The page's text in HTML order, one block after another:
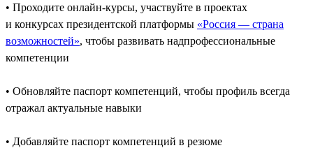
• Проходите онлайн-курсы, участвуйте в проектах
и конкурсах президентской платформы «Россия — страна
возможностей», чтобы развивать надпрофессиональные
компетенции
• Обновляйте паспорт компетенций, чтобы профиль всегда
отражал актуальные навыки
• Добавляйте паспорт компетенций в резюме